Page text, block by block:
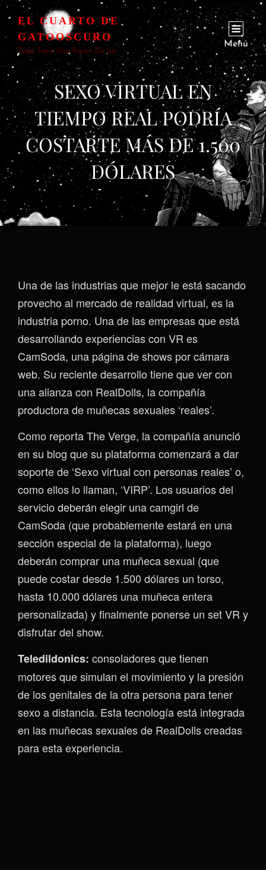
EL CUARTO DE
GATOOSCURO
Todo Tiene Una Razón De Ser
Menú
SEXO VIRTUAL EN
TIEMPO REAL PODRÍA
COSTARTE MÁS DE 1.500
DÓLARES
Una de las industrias que mejor le está sacando
provecho al mercado de realidad virtual, es la
industria porno. Una de las empresas que está
desarrollando experiencias con VR es
CamSoda, una página de shows por cámara
web. Su reciente desarrollo tiene que ver con
una alianza con RealDolls, la compañía
productora de muñecas sexuales ‘reales’.
Como reporta The Verge, la compañía anunció
en su blog que su plataforma comenzará a dar
soporte de ‘Sexo virtual con personas reales’ o,
como ellos lo llaman, ‘VIRP’. Los usuarios del
servicio deberán elegir una camgirl de
CamSoda (que probablemente estará en una
sección especial de la plataforma), luego
deberán comprar una muñeca sexual (que
puede costar desde 1.500 dólares un torso,
hasta 10.000 dólares una muñeca entera
personalizada) y finalmente ponerse un set VR y
disfrutar del show.
Teledildonics: consoladores que tienen
motores que simulan el movimiento y la presión
de los genitales de la otra persona para tener
sexo a distancia. Esta tecnología está integrada
en las muñecas sexuales de RealDolls creadas
para esta experiencia.